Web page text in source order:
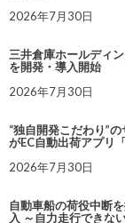
2026年7月30日
三井倉庫ホールディ
を開発・導入開始
2026年7月30日
“独自開発こだわり”
がEC自動出荷アプリ
2026年7月30日
自動車船の荷役中断
入 ～自力走行できな